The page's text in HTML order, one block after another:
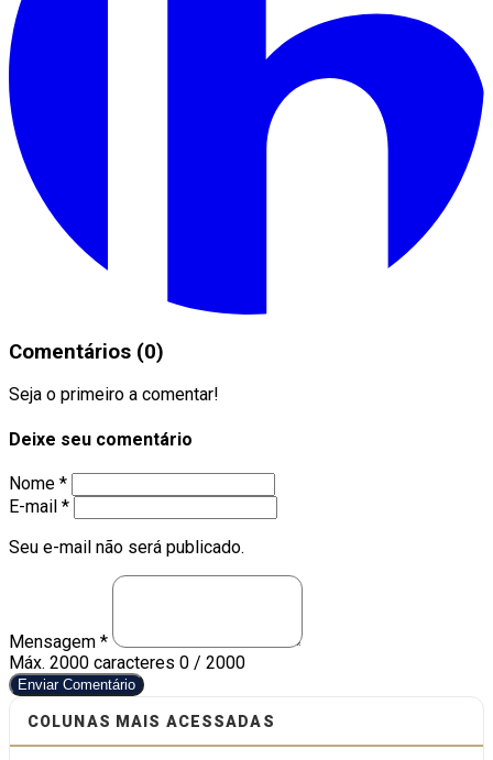
Comentários (0)
Seja o primeiro a comentar!
Deixe seu comentário
Nome *
E-mail *
Seu e-mail não será publicado.
Mensagem *
Máx. 2000 caracteres 0 / 2000
Enviar Comentário
COLUNAS MAIS ACESSADAS